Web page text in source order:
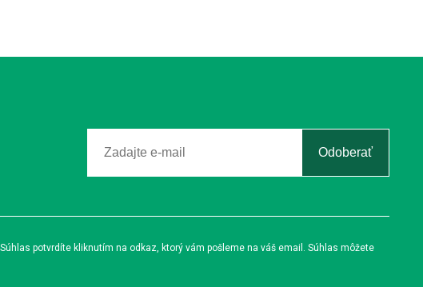
Odoberať
potvrdíte kliknutím na odkaz, ktorý vám pošleme na váš email. Súhlas môžete